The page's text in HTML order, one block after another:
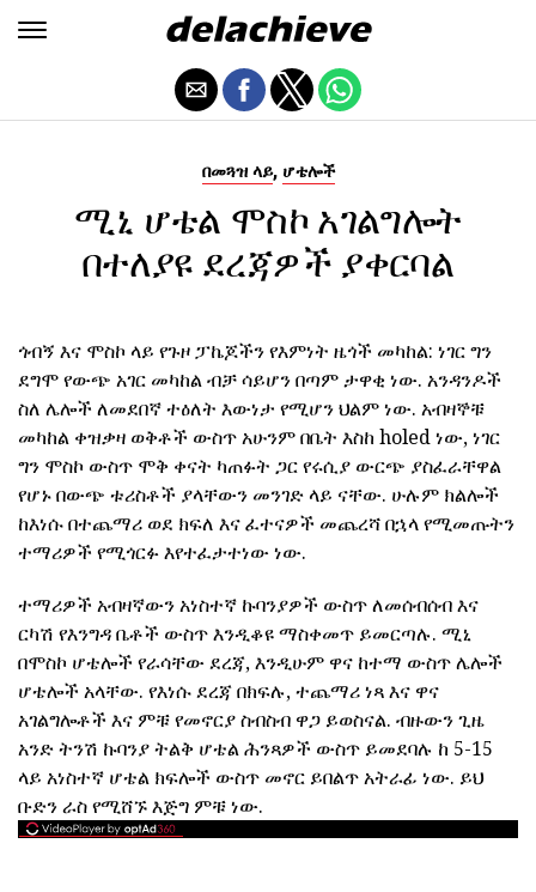
በመጓዝ ላይ, ሆቴሎች
ሚኒ ሆቴል ሞስኮ አገልግሎት
በተለያዩ ደረጃዎች ያቀርባል
ጎብኝ እና ሞስኮ ላይ የጉዞ ፓኬጆችን የእምነት ዜጎች መካከል: ነገር ግን
ደግሞ የውጭ አገር መካከል ብቻ ሳይሆን በጣም ታዋቂ ነው. አንዳንዶች
ስለ ሌሎች ለመደበኛ ተዕለት እውነታ የሚሆን ህልም ነው. አብዛኞቹ
መካከል ቀዝቃዛ ወቅቶች ውስጥ አሁንም በቤት እስከ holed ነው, ነገር
ግን ሞስኮ ውስጥ ሞቅ ቀናት ካጠፉት ጋር የሩሲያ ውርጭ ያስፈራቸዋል
የሆኑ በውጭ ቱሪስቶች ያላቸውን መንገድ ላይ ናቸው. ሁሉም ክልሎች
ከእነሱ በተጨማሪ ወደ ክፍለ እና ፈተናዎች መጨረሻ በኋላ የሚመጡትን
ተማሪዎች የሚጎርፉ እየተፈታተነው ነው.
ተማሪዎች አብዛኛውን አነስተኛ ኩባንያዎች ውስጥ ለመሰብሰብ እና
ርካሽ የእንግዳ ቤቶች ውስጥ እንዲቆዩ ማስቀመጥ ይመርጣሉ. ሚኒ
በሞስኮ ሆቴሎች የራሳቸው ደረጃ, እንዲሁም ዋና ከተማ ውስጥ ሌሎች
ሆቴሎች አላቸው. የእነሱ ደረጃ በክፍሉ, ተጨማሪ ነጻ እና ዋና
አገልግሎቶች እና ምቹ የመኖርያ ስብስብ ዋጋ ይወስናል. ብዙውን ጊዜ
አንድ ትንሽ ኩባንያ ትልቅ ሆቴል ሕንጻዎች ውስጥ ይመደባሉ ከ 5-15
ላይ አነስተኛ ሆቴል ክፍሎች ውስጥ መኖር ይበልጥ አትራፊ ነው. ይህ
ቡድን ራስ የሚሸኙ እጅግ ምቹ ነው.